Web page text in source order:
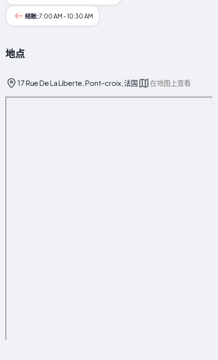
结账:7:00 AM - 10:30 AM
地点
17 Rue De La Liberte, Pont-croix, 法国 在地图上查看